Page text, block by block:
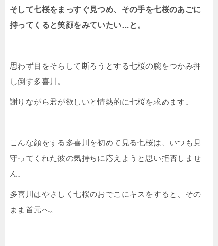
そして七桜をまっすぐ見つめ、その手を七桜のあごに
持ってくると笑顔をみていたい…と。
思わず目をそらして断ろうとする七桜の腕をつかみ押
し倒す多喜川。
謝りながら君が欲しいと情熱的に七桜を求めます。
こんな顔をする多喜川を初めて見る七桜は、いつも見
守ってくれた彼の気持ちに応えようと思い拒否しませ
ん。
多喜川はやさしく七桜のおでこにキスをすると、その
まま首元へ。